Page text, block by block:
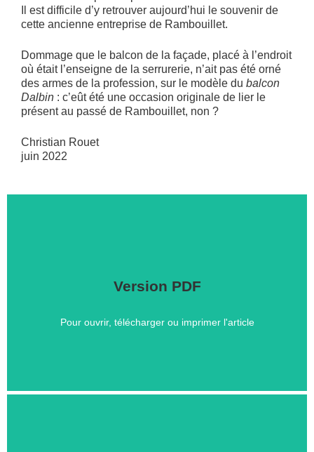
Il est difficile d’y retrouver aujourd’hui le souvenir de
cette ancienne entreprise de Rambouillet.
Dommage que le balcon de la façade, placé à l’endroit
où était l’enseigne de la serrurerie, n’ait pas été orné
des armes de la profession, sur le modèle du balcon
Dalbin : c’eût été une occasion originale de lier le
présent au passé de Rambouillet, non ?
Christian Rouet
juin 2022
Version PDF
Pour ouvrir, télécharger ou imprimer l'article
Cliquer ici